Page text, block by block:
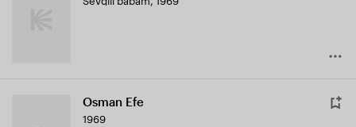
Osman Efe
1969